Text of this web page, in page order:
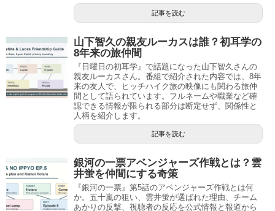
記事を読む
山下智久の親友ルーカスは誰？初耳学の
8年来の旅仲間
『日曜日の初耳学』で話題になった山下智久さんの
親友ルーカスさん。番組で紹介された内容では、8年
来の友人で、ヒッチハイク旅の映像にも関わる旅仲
間として語られています。フルネームや職業など確
認できる情報が限られる部分は断定せず、関係性と
人柄を紹介します。
記事を読む
銀河の一票アベンジャーズ作戦とは？雲
井蛍を仲間にする奇策
『銀河の一票』第5話のアベンジャーズ作戦とは何
か。五十嵐の狙い、雲井蛍が選ばれた理由、チーム
あかりの反撃、視聴者の反応を公式情報と報道から